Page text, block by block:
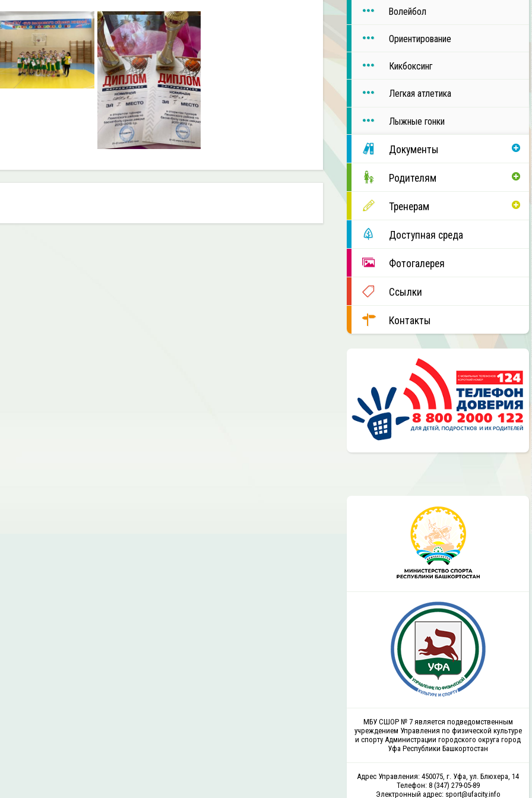
Волейбол
Ориентирование
Кикбоксинг
Легкая атлетика
Лыжные гонки
Документы
Родителям
Тренерам
Доступная среда
Фотогалерея
Ссылки
Контакты
МБУ СШОР № 7 является подведомственным
учреждением Управления по физической культуре
и спорту Администрации городского округа город
Уфа Республики Башкортостан
Адрес Управления: 450075, г. Уфа, ул. Блюхера, 14
Телефон: 8 (347) 279-05-89
Электронный адрес: sport@ufacity.info